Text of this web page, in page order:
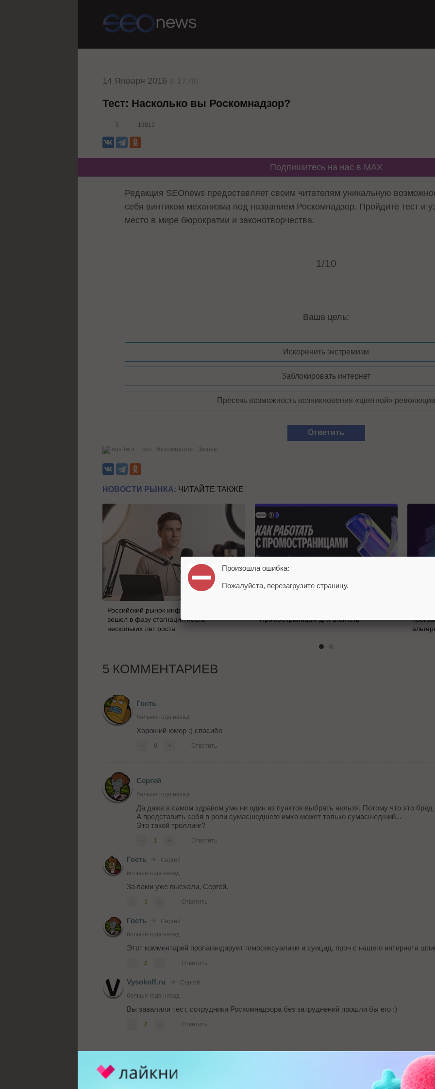
14 Января 2016
Тест: Насколько вы Роскомнадзор?
5 13813
Подпишитесь на нас в MAX
Редакция SEOnews предоставляет своим читателям уникальную
себя винтиком механизма под названием Роскомнадзор. Пройдите тест и
место в мире бюрократии и законотворчества.
1/10
Ваша цель:
Искоренить экстремизм
Заблокировать интернет
Пресечь возможность возникновения «цветной» революции
Ответить
Теги: Тест Роскомнадзор Законы
НОВОСТИ РЫНКА: ЧИТАЙТЕ ТАКЖЕ
Российский рынок инфлюенс-маркетинга
вошел в фазу стагнации после
нескольких лет роста
ПромоСтраницам для агентств
5 КОММЕНТАРИЕВ
Гость
больше года назад
Хороший юмор :) спасибо
0 Ответить
Сергей
больше года назад
Да даже в самом здравом уме ни один из пунктов выбрать нельзя. Потому что это
А представить себя в роли сумасшедшего имхо может только сумасшедший...
Это такой троллинг?
1 Ответить
Гость
Сергей
больше года назад
За вами уже выехали, Сергей.
3 Ответить
Гость
Сергей
больше года назад
Этот комментарий пропагандирует гомосексуализм и суицид, проч с нашего интернета
2 Ответить
Vysokoff.ru
Сергей
больше года назад
Вы завалили тест, сотрудники Роскомнадзора без затруднений прошли бы его :)
2 Ответить
Произошла ошибка:
Пожалуйста, перезагрузите страницу.